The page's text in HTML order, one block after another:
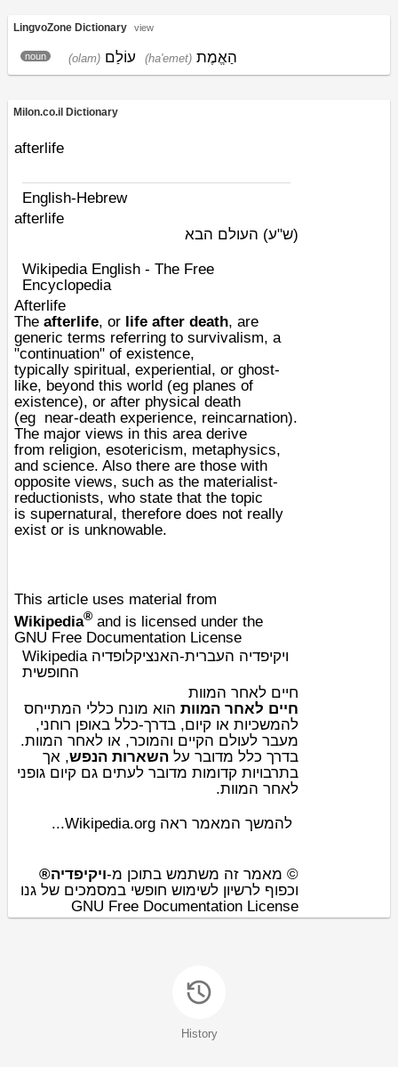
LingvoZone Dictionary view
noun (olam) עוֹלַם (ha'emet) הַאֱמֶת
Milon.co.il Dictionary
afterlife
English-Hebrew
afterlife
(ש"ע) העולם הבא
Wikipedia English - The Free
Encyclopedia
Afterlife
The afterlife, or life after death, are
generic terms referring to survivalism, a
"continuation" of existence,
typically spiritual, experiential, or ghost-
like, beyond this world (eg planes of
existence), or after physical death
(eg near-death experience, reincarnation).
The major views in this area derive
from religion, esotericism, metaphysics,
and science. Also there are those with
opposite views, such as the materialist-
reductionists, who state that the topic
is supernatural, therefore does not really
exist or is unknowable.
This article uses material from
Wikipedia® and is licensed under the
GNU Free Documentation License
Wikipedia ויקיפדיה העברית-האנציקלופדיה
החופשית
חיים לאחר המוות
חיים לאחר המוות הוא מונח כללי המתייחס
להמשכיות או קיום, בדרך-כלל באופן רוחני,
מעבר לעולם הקיים והמוכר, או לאחר המוות.
בדרך כלל מדובר על השארות הנפש, אך
בתרבויות קדומות מדובר לעתים גם קיום גופני
לאחר המוות.
להמשך המאמר ראה Wikipedia.org...
© מאמר זה משתמש בתוכן מ-ויקיפדיה®
וכפוף לרשיון לשימוש חופשי במסמכים של גנו
GNU Free Documentation License
History